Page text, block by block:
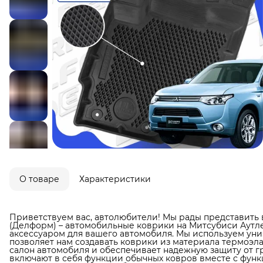
О товаре Характеристики
Приветствуем вас, автолюбители! Мы рады
(Делформ) – автомобильные коврики на Митсубиси
аксессуаром для вашего автомобиля. Мы используем
позволяет нам создавать коврики из материала
салон автомобиля и обеспечивает надежную защиту от
включают в себя функции обычных ковров вместе с